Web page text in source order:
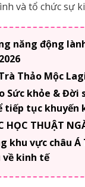
và tổ chức sự
năng động
Thảo Mộc
Sức khỏe & Đời
tiếp tục khuyến
HỌC THUẬT
khu vực châu
kinh tế